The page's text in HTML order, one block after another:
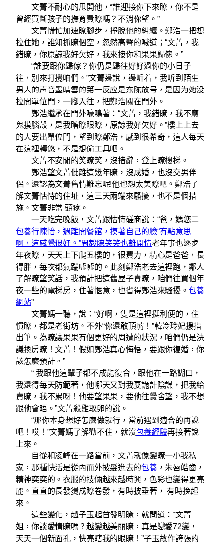
文菁不耐心的甩開他，“誰迎接你下來瞭，你不是
曾經買斷孩子的撫育費瞭嗎？不消你望。”
文菁慌忙加速瞭腳步，掙脫他的糾纏。鄭浩一把想
拉住她，誰知抓瞭個空，忽然高聲的喊道；“文菁，我
錯瞭，你原諒我好欠好，我來接你和果果歸傢。”
“誰要跟你歸傢？你仍是歸往好好過你的小日子
往，別來打攪咱們。”文菁邊說，邊听着，我听到陌生
男人的声音墨晴雪的第一反应是东陈放号，是因为她没
拉開單位門，一腳入往，把鄭浩關在門外。
鄭浩繼承在門外嚎鳴著：“文菁，我錯瞭，我不應
鬼摸腦殼，是我瞎瞭眼瞭，原諒我好欠好。”樓上上去
的人要出單位門，望到瞭鄭浩，感到很希奇，這人每天
在這裡轉悠，不是想偷工具吧。
文菁不安閒的笑瞭笑，沒措辭，登上瞭樓梯。
鄭浩望文菁仳離這幾年瞭，沒成婚，也沒交男伴
侶。還認為文菁舊情難忘呢!他也想太美瞭吧。鄭浩了
解文菁怙恃的住址，這三天兩端來騷擾，也不是個措
施。文菁非常 頭疼。
一天吃完晚飯，文菁跟怙恃磋商說：“爸，媽您二
包養行陳怡，週離開餐館，摸著自己的臉“有點意思
啊，這感覺很好。”周毅陳笑笑也離開情老年事也逐步
年夜瞭，天天上下爬五樓的，很費力，精心是爸爸，長
得胖，每次都氣踹噓噓的。此刻鄭浩老去這裡跑，鄰人
了解瞭望笑話，我預計把這舊屋子賣瞭，咱們往買個年
夜一些的電梯房，住著愜意，也省得鄭浩來騷擾。 包養
網站”
文菁媽一聽，說：“好啊，隻是這裡挺利便的，住
慣瞭，都是老街坊。不外“你還敢頂嘴！”韓冷玲妃援指
出筆。為瞭讓果果有個更好的周遭的狀況，咱們仍是決
議換房瞭！文菁！假如鄭浩真心悔悟，要跟你復婚，你
該怎麼預計。”
“ 我跟他這輩子都不成能復合，跟他在一路餬口，
我還得每天防範著，他哪天又對我耍詭計陰謀，把我給
賣瞭，我不累呀！他要望果果，要他往黌舍望，我不想
跟他會晤。”文菁殺雞取卵的說。
“那你本身想好怎麼做就行，當前遇到適合的再說
吧！哎！”文菁媽了解勸不住，就沒包養經驗再接著說
上來。
自從和凌峰在一路當前，文菁就像變瞭一小我私
家，那種快活是從內而外披髮進去的包養 ，朱唇皓齒，
精神奕奕的。衣服的技倆越來越時興，色彩也變得更亮
麗。直直的長發燙成瞭卷發，有時披垂著， 有時挽起
來。
這些變化，趙子玉起首發明瞭，就問道：“文菁
姐，你談愛情瞭嗎？越變越美丽瞭，真是戀愛72變，
天天一個新面孔，快亮瞎我的眼瞭！”子玉故作誇張的